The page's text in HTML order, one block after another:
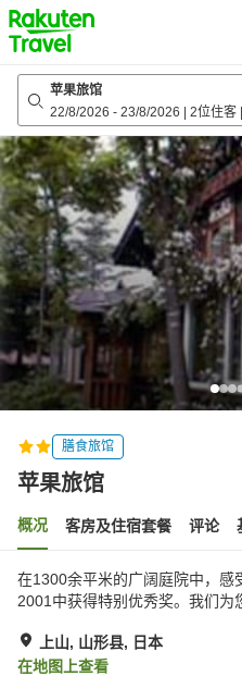
to
top
page
苹果旅馆
22/8/2026 - 23/8/2026 2位住客
膳食旅馆
苹果旅馆
概况 客房及住宿套餐 评论
在1300余平米的广阔庭院中，感
2001中获得特别优秀奖。我们为
上山, 山形县, 日本
在地图上查看